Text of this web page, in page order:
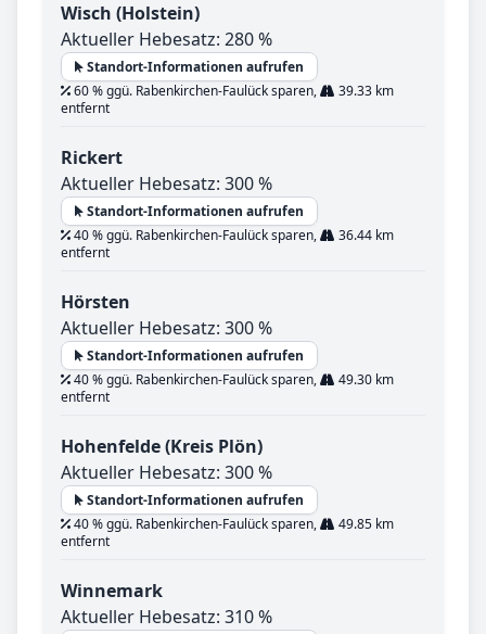
Wisch (Holstein)
Aktueller Hebesatz: 280 %
Standort-Informationen aufrufen
60 % ggü. Rabenkirchen-Faulück sparen,
39.33 km
entfernt
Rickert
Aktueller Hebesatz: 300 %
Standort-Informationen aufrufen
40 % ggü. Rabenkirchen-Faulück sparen,
36.44 km
entfernt
Hörsten
Aktueller Hebesatz: 300 %
Standort-Informationen aufrufen
40 % ggü. Rabenkirchen-Faulück sparen,
49.30 km
entfernt
Hohenfelde (Kreis Plön)
Aktueller Hebesatz: 300 %
Standort-Informationen aufrufen
40 % ggü. Rabenkirchen-Faulück sparen,
49.85 km
entfernt
Winnemark
Aktueller Hebesatz: 310 %